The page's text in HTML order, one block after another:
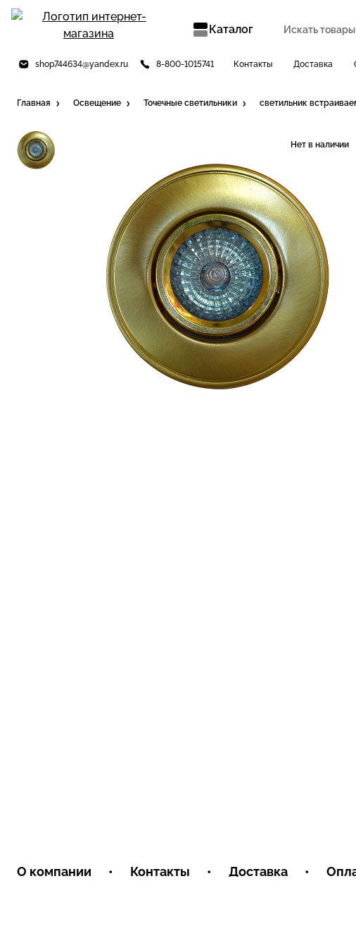
Каталог
shop744634@yandex.ru 8-800-1015741 Контакты Доставка
Главная Освещение Точечные светильники светильник
Нет в наличии
О компании • Контакты • Доставка •